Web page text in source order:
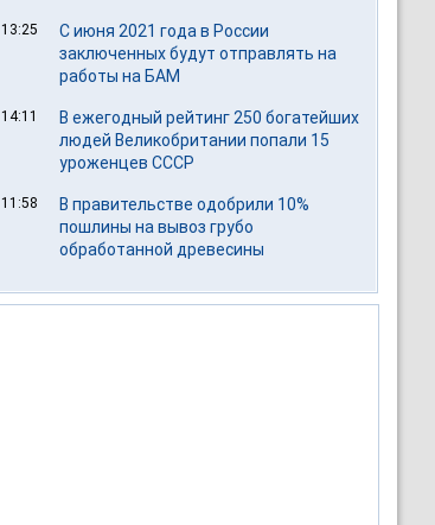
13:25
С июня 2021 года в России
заключенных будут отправлять на
работы на БАМ
14:11
В ежегодный рейтинг 250 богатейших
людей Великобритании попали 15
уроженцев СССР
11:58
В правительстве одобрили 10%
пошлины на вывоз грубо
обработанной древесины